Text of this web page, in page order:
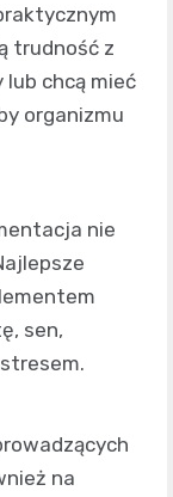
trudność z
chcą mieć
organizmu
nie
sen,
na